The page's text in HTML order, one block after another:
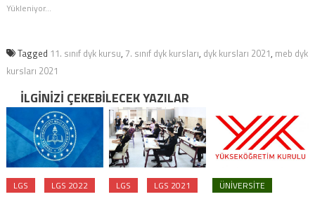
Yükleniyor...
Tagged 11. sınıf dyk kursu, 7. sınıf dyk kursları, dyk kursları 2021, meb dyk
kursları 2021
İLGINIZI ÇEKEBILECEK YAZILAR
LGS LGS 2022 LGS LGS 2021 ÜNIVERSITE